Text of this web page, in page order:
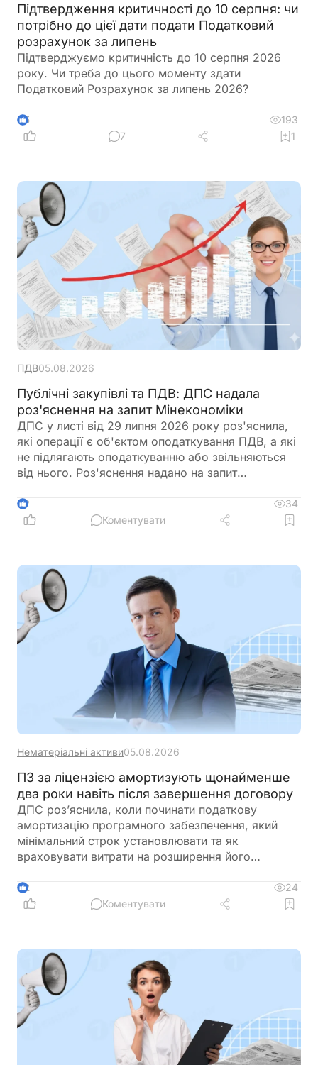
Підтвердження критичності до 10 серпня: чи
потрібно до цієї дати подати Податковий
розрахунок за липень
Підтверджуємо критичність до 10 серпня 2026
року. Чи треба до цього моменту здати
Податковий Розрахунок за липень 2026?
5
193
7
1
ПДВ05.08.2026
Публічні закупівлі та ПДВ: ДПС надала
роз'яснення на запит Мінекономіки
ДПС у листі від 29 липня 2026 року роз'яснила,
які операції є об'єктом оподаткування ПДВ, а які
не підлягають оподаткуванню або звільняються
від нього. Роз'яснення надано на запит
вартості предмета закупівлі під час проведення
публічних закупівель. Податківці нагадали, що
характер господарської операції та наявність
податкових пільг
2
34
Коментувати
Нематеріальні активи05.08.2026
ПЗ за ліцензією амортизують щонайменше
два роки навіть після завершення договору
ДПС роз’яснила, коли починати податкову
амортизацію програмного забезпечення, який
мінімальний строк установлювати та як
враховувати витрати на розширення його
якщо право користування програмним
забезпеченням визнано нематеріальним активом
або договору закінчився раніше
2
24
Коментувати